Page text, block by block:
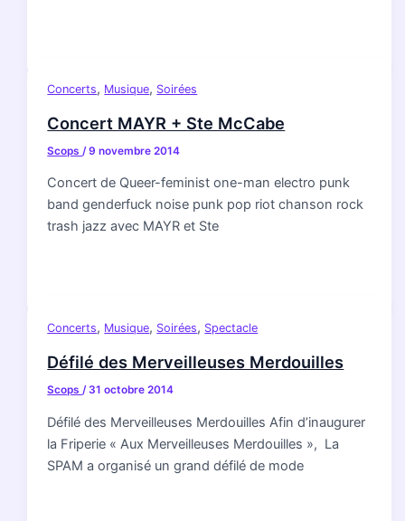
Concerts, Musique, Soirées
Concert MAYR + Ste McCabe
Scops/9 novembre 2014
Concert de Queer-feminist one-man electro punk
band genderfuck noise punk pop riot chanson rock
trash jazz avec MAYR et Ste
Concerts, Musique, Soirées, Spectacle
Défilé des Merveilleuses Merdouilles
Scops/ 31 octobre 2014
Défilé des Merveilleuses Merdouilles Afin d’inaugurer
la Friperie « Aux Merveilleuses Merdouilles », La
SPAM a organisé un grand défilé de mode